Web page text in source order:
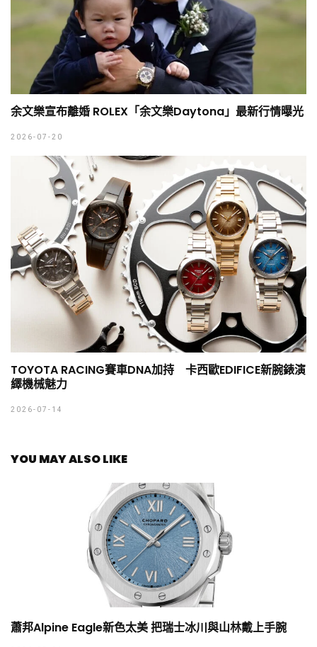
余文樂宣布離婚 ROLEX「余文樂Daytona」最新行情曝光
2026-07-20
TOYOTA RACING賽車DNA加持 卡西歐EDIFICE新腕錶演
繹機械魅力
2026-07-14
YOU MAY ALSO LIKE
蕭邦Alpine Eagle新色太美 把瑞士冰川與山林戴上手腕